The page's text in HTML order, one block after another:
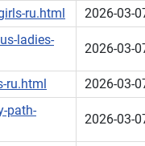
ru.html
2026-03-
ladies-
2026-03-
ru.html
2026-03-
path-
2026-03-